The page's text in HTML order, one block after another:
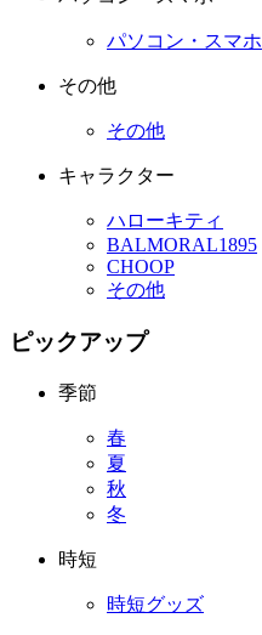
パソコン・スマホ
その他
その他
キャラクター
ハローキティ
BALMORAL1895
CHOOP
その他
ピックアップ
季節
春
夏
秋
冬
時短
時短グッズ